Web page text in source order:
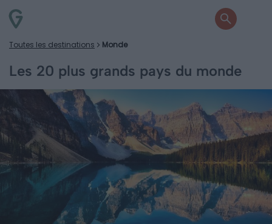
Toutes les destinations Monde
Les 20 plus grands pays du monde